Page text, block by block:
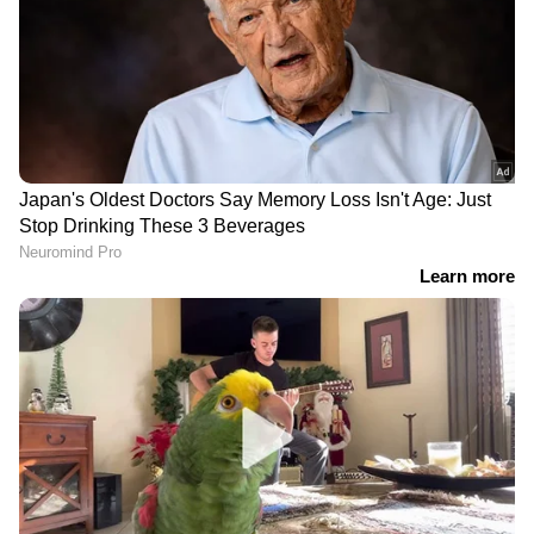
ത്രിഭാഷാ നയത്തിൽ മാർഗ
പുറത്തിറക്കി സിബിഎസ്ഇ,
10-ാം ക്ലാസിൽ മൂന്നാം ഭാഷ
പരീക്ഷ ഇക്കുറിയില്ല
അപൂർവ നിമിഷത്തിന്
സാക്ഷ്യം വഹിച്ച് ഐഐടി
മദ്രാസ്; ഒരുമിച്ച് പഠിച്ച് ഒരേ
വേദിയിൽ ബിരുദം
ഏറ്റുവാങ്ങി അമ്മയും
മകനും
ഐഎഎസ്
ഉദ്യോഗസ്ഥരോ
അധ്യാപകരോ ആവും
മുൻപ് മികച്ച
അമ്മയാവാൻ ശ്രമിക്കൂ,
ബിരുദദാന ചടങ്ങിൽ
ഗവർണറുടെ ഉപദേശം,
വിവാദം
പ്ലസ് വണ്ണിന് പഠിക്കാൻ
പത്താം ക്ലാസ് തോറ്റ
ആളുടെ കവിത;
പരാജയത്തിൽ നിന്ന്
പാഠപുസ്തകത്തിലേക്കുള്ള
യാത്ര സ്വപ്നതുല്യമെന്ന്
കായംകുളം സ്വദേശി